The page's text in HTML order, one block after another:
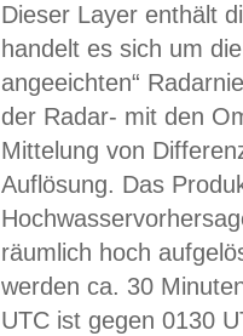
Dieser Layer enthält
handelt es sich um
angeeichten“
der Radar- mit den
Mittelung von
Auflösung. Das
räumlich hoch
werden ca. 30
UTC ist gegen 0130